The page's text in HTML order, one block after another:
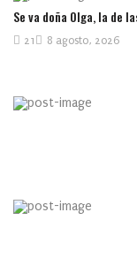
Se va doña Olga, la de
8 agosto, 2026
21